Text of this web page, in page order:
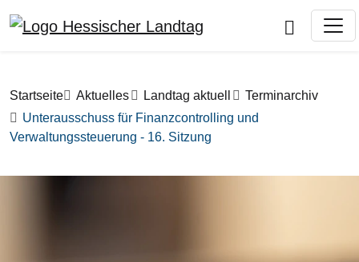
Pfadnavigation
Startseite Aktuelles Landtag aktuell
Terminarchiv
Unterausschuss für Finanzcontrolling und
Verwaltungssteuerung - 16. Sitzung